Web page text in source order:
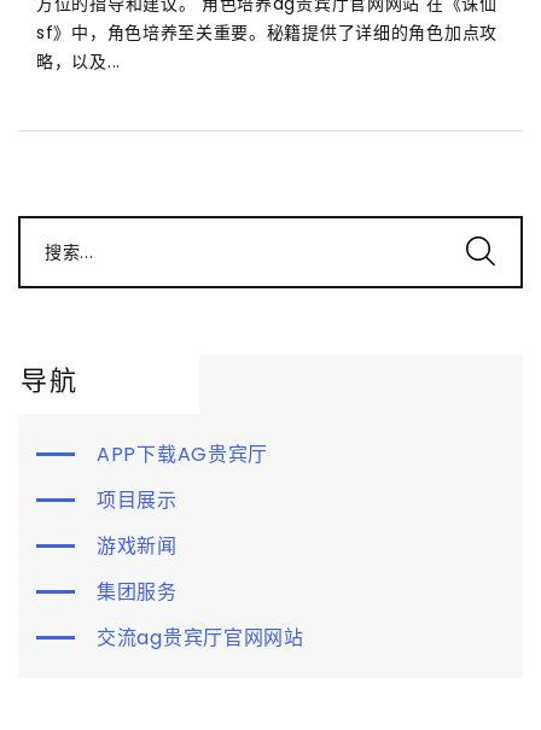
sf》中，角色培养至关重要。秘籍提供了详细的角色加点攻
略，以及...
搜索...
导航
APP下载AG贵宾厅
项目展示
游戏新闻
集团服务
交流ag贵宾厅官网网站